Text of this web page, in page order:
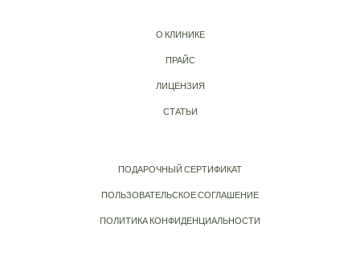
О КЛИНИКЕ
ПРАЙС
ЛИЦЕНЗИЯ
СТАТЬИ
ПОДАРОЧНЫЙ СЕРТИФИКАТ
ПОЛЬЗОВАТЕЛЬСКОЕ СОГЛАШЕНИЕ
ПОЛИТИКА КОНФИДЕНЦИАЛЬНОСТИ